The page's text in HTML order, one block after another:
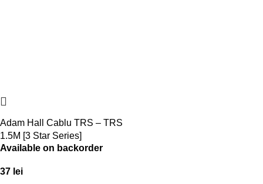
Adam Hall Cablu TRS – TRS
1.5M [3 Star Series]
Available on backorder
37 lei